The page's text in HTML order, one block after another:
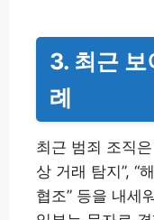
3. 최근
례
최근 범죄 조직
상 거래 탐지”, “
협조” 등을 내세